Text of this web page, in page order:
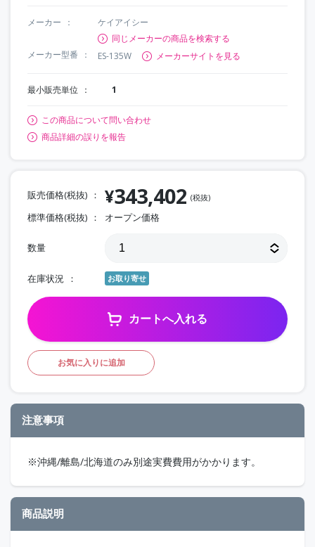
メーカー
ケイアイシー
同じメーカーの商品を検索する
メーカー型番
ES-135W メーカーサイトを見る
最小販売単位 1
この商品について問い合わせ
商品詳細の誤りを報告
販売価格(税抜) ¥343,402 (税抜)
標準価格(税抜) オープン価格
数量
在庫状況 お取り寄せ
カートへ入れる
お気に入りに追加
注意事項
※沖縄/離島/北海道のみ別途実費費用がかかります。
商品説明